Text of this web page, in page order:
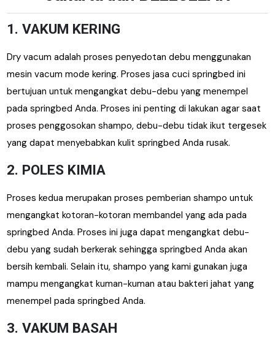
1. VAKUM KERING
Dry vacum adalah proses penyedotan debu menggunakan
mesin vacum mode kering. Proses jasa cuci springbed ini
bertujuan untuk mengangkat debu-debu yang menempel
pada springbed Anda. Proses ini penting di lakukan agar saat
proses penggosokan shampo, debu-debu tidak ikut tergesek
yang dapat menyebabkan kulit springbed Anda rusak.
2. POLES KIMIA
Proses kedua merupakan proses pemberian shampo untuk
mengangkat kotoran-kotoranmembandel yang ada pada
springbed Anda. Proses ini juga dapat mengangkat debu-
debu yang sudah berkerak sehingga springbed Anda akan
bersih kembali. Selain itu, shampo yang kami gunakan juga
mampu mengangkat kuman-kuman atau bakteri jahat yang
menempel pada springbed Anda.
3. VAKUM BASAH